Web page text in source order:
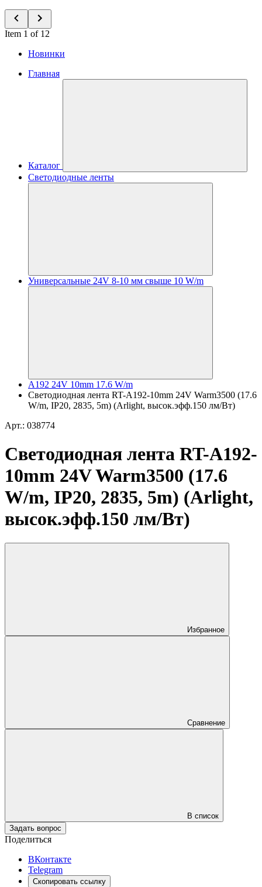
Item 1 of 12
Новинки
Главная
Каталог
Светодиодные ленты
Универсальные 24V 8-10 мм свыше 10 W/m
A192 24V 10mm 17.6 W/m
Светодиодная лента RT-A192-10mm 24V Warm3500 (17.6
W/m, IP20, 2835, 5m) (Arlight, высок.эфф.150 лм/Вт)
Арт.: 038774
Светодиодная лента RT-A192-
10mm 24V Warm3500 (17.6
W/m, IP20, 2835, 5m) (Arlight,
высок.эфф.150 лм/Вт)
Избранное
Сравнение
В список
Задать вопрос
Поделиться
ВКонтакте
Telegram
Скопировать ссылку